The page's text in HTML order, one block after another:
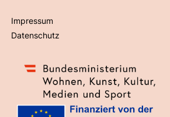
Impressum
Datenschutz